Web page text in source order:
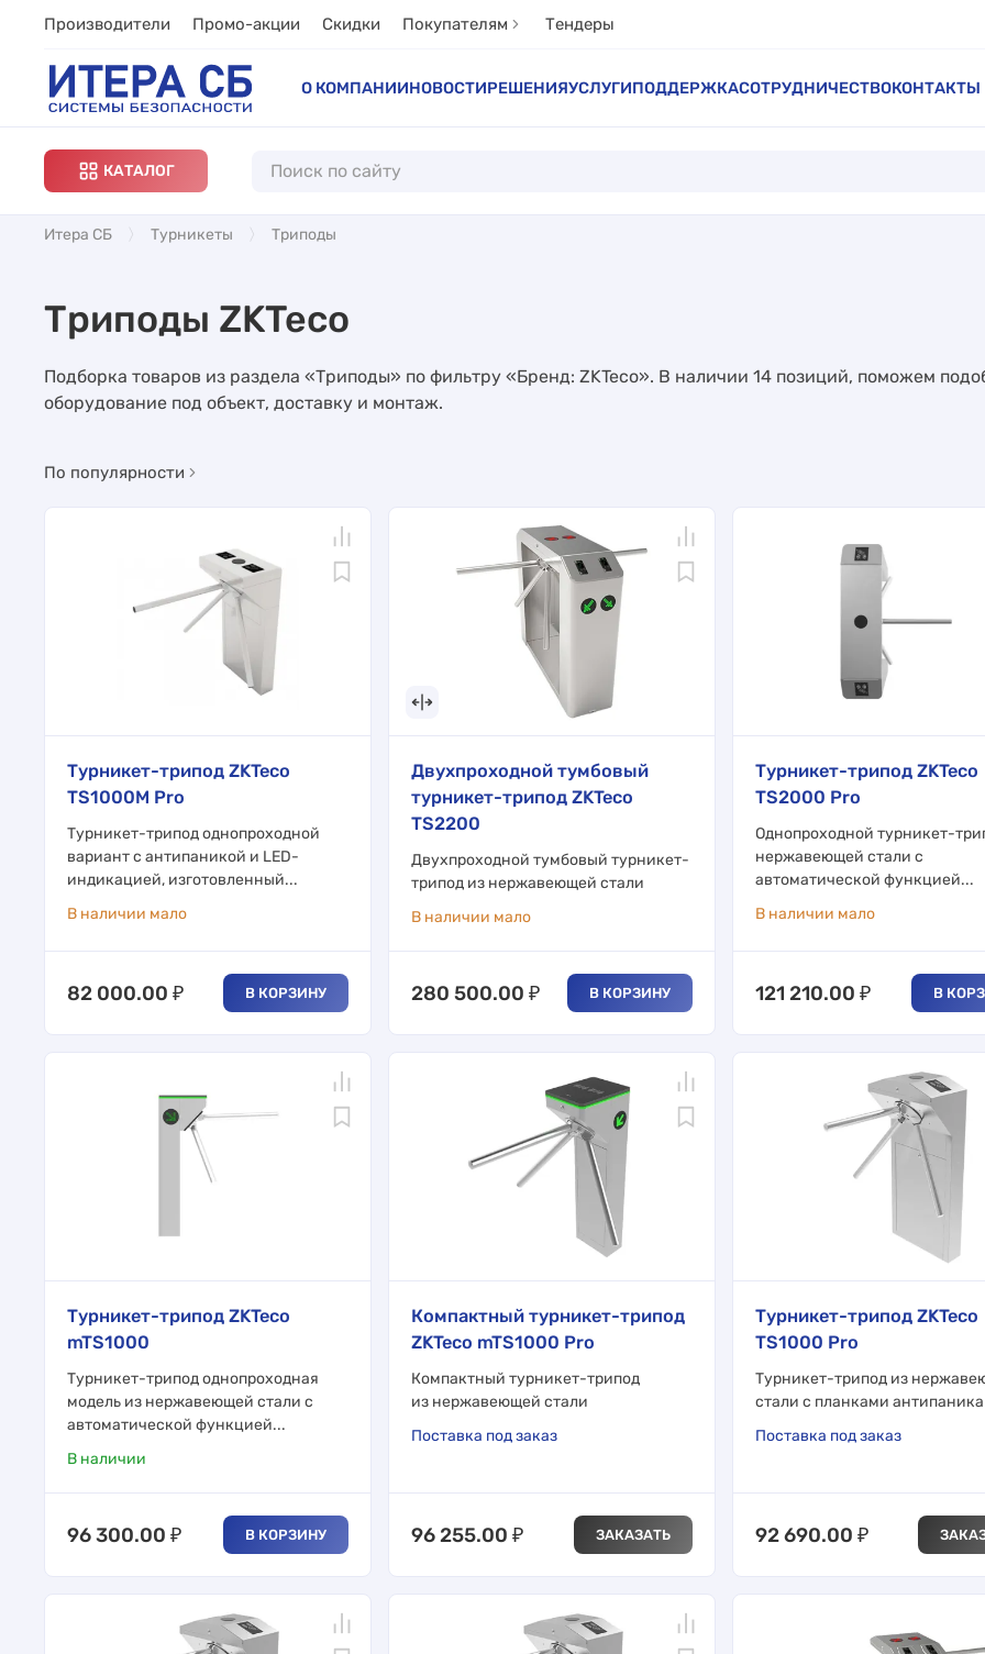
Производители Промо-акции Скидки Покупателям Тендеры
О КОМПАНИИНОВОСТИРЕШЕНИЯУСЛУГИПОДДЕРЖКАСОТРУДНИЧЕСТВОКОНТАКТЫ
КАТАЛОГ
Итера СБ Турникеты Триподы
Триподы ZKTeco
Подборка товаров из раздела «Триподы» по фильтру «Бренд: ZKTeco». В наличии 14 позиций, поможем
оборудование под объект, доставку и монтаж.
По популярности
Турникет-трипод ZKTeco
TS1000M Pro
Турникет-трипод однопроходной
вариант с антипаникой и LED-
индикацией, изготовленный...
В наличии мало
82 000.00 ₽ В КОРЗИНУ
Двухпроходной тумбовый
турникет-трипод ZKTeco
TS2200
Двухпроходной тумбовый турникет-
трипод из нержавеющей стали
В наличии мало
280 500.00 ₽ В КОРЗИНУ
Турникет-трипод ZKTeco
TS2000 Pro
Однопроходной турникет-
нержавеющей стали с
автоматической функцией...
В наличии мало
121 210.00 ₽ В
Турникет-трипод ZKTeco
mTS1000
Турникет-трипод однопроходная
модель из нержавеющей стали с
автоматической функцией...
В наличии
96 300.00 ₽ В КОРЗИНУ
Компактный турникет-трипод
ZKTeco mTS1000 Pro
Компактный турникет-трипод
из нержавеющей стали
Поставка под заказ
96 255.00 ₽ ЗАКАЗАТЬ
Турникет-трипод ZKTeco
TS1000 Pro
Турникет-трипод из
стали с планками антипаника
Поставка под заказ
92 690.00 ₽